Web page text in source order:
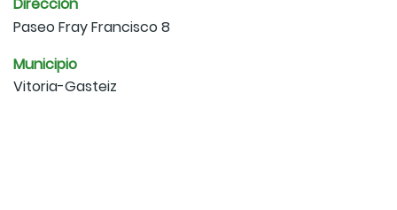
Dirección
Paseo Fray Francisco 8
Municipio
Vitoria-Gasteiz